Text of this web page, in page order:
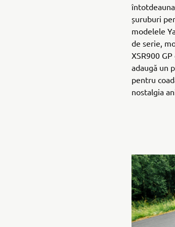
șuruburi
modelele
de serie,
XSR900
adaugă un
pentru
nostalgia